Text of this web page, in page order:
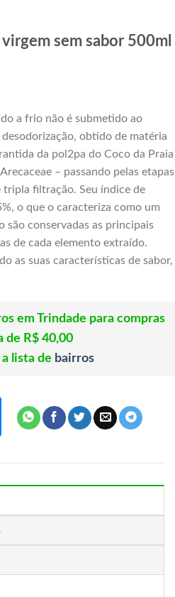
sem sabor 500ml
a frio não é submetido ao
obtido de matéria
da pol2pa do Coco da Praia
– passando pelas etapas
filtração. Seu índice de
o que o caracteriza como um
são conservadas as principais
de cada elemento extraído.
as suas características de sabor,
em Trindade para compras
de R$ 40,00
lista de bairros